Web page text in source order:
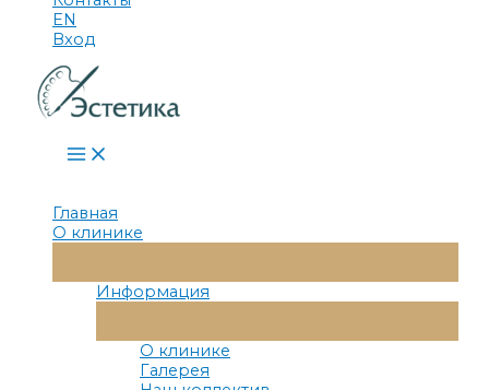
EN
Вход
Main
Menu
Главная
О клинике
Меню
Информация
Меню
О клинике
Галерея